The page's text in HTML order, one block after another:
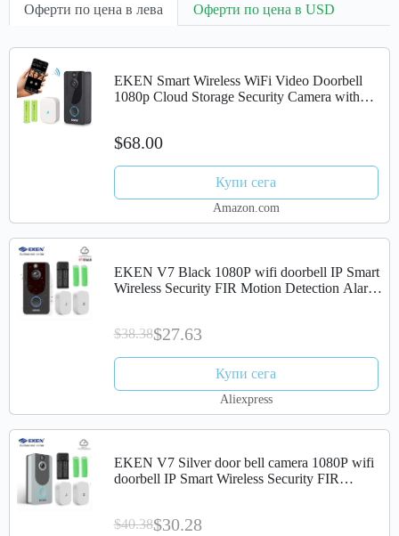
Оферти по цена в лева Оферти по цена в USD
EKEN Smart Wireless WiFi Video Doorbell
1080p Cloud Storage Security Camera with
$68.00
Купи сега
Amazon.com
EKEN V7 Black 1080P wifi doorbell IP Smart
Wireless Security FIR Motion Detection Alarm
$38.38$27.63
Купи сега
Aliexpress
EKEN V7 Silver door bell camera 1080P wifi
doorbell IP Smart Wireless Security FIR
$40.38$30.28